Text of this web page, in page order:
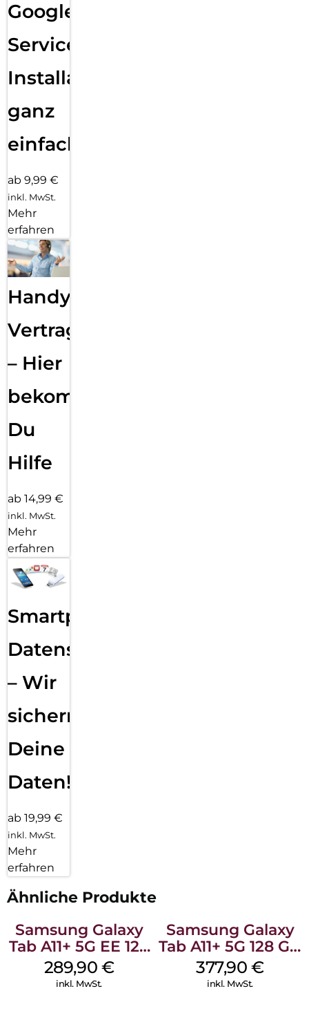
schützen. Das Galaxy Tab S11 Ultra ist zudem gemäß IP68
gegen Staub, Regen und auch ein umgekipptes
Glas Wasser geschützt – ob unterwegs oder zu Hause am
Esstisch. Deine privaten und geschäftlichen Daten
Tresor. Speichere wichtige Daten im Sicheren
Sicherheitsstatus deines Geräts auf dem Datenschutz-
Dashboard. Behalte den Überblick und genieße ein gutes
Gefühl mit dem Galaxy Tab S11 Ultra.
Google
Services
Installation
ganz
einfach
ab 9,99 €
inkl. MwSt.
Mehr
erfahren
Handy
Vertragsabwicklung
– Hier
bekommst
Du
Hilfe
ab 14,99 €
inkl. MwSt.
Mehr
erfahren
Smartphone
Datensicherung
– Wir
sichern
Deine
Daten!
ab 19,99 €
inkl. MwSt.
Mehr
erfahren
Ähnliche Produkte
Samsung Galaxy
Tab A11+ 5G EE 128
GB Gray
289,90 €
inkl. MwSt.
Samsung Galaxy
Tab A11+ 5G 128 GB
Gray
377,90€
inkl. MwSt.